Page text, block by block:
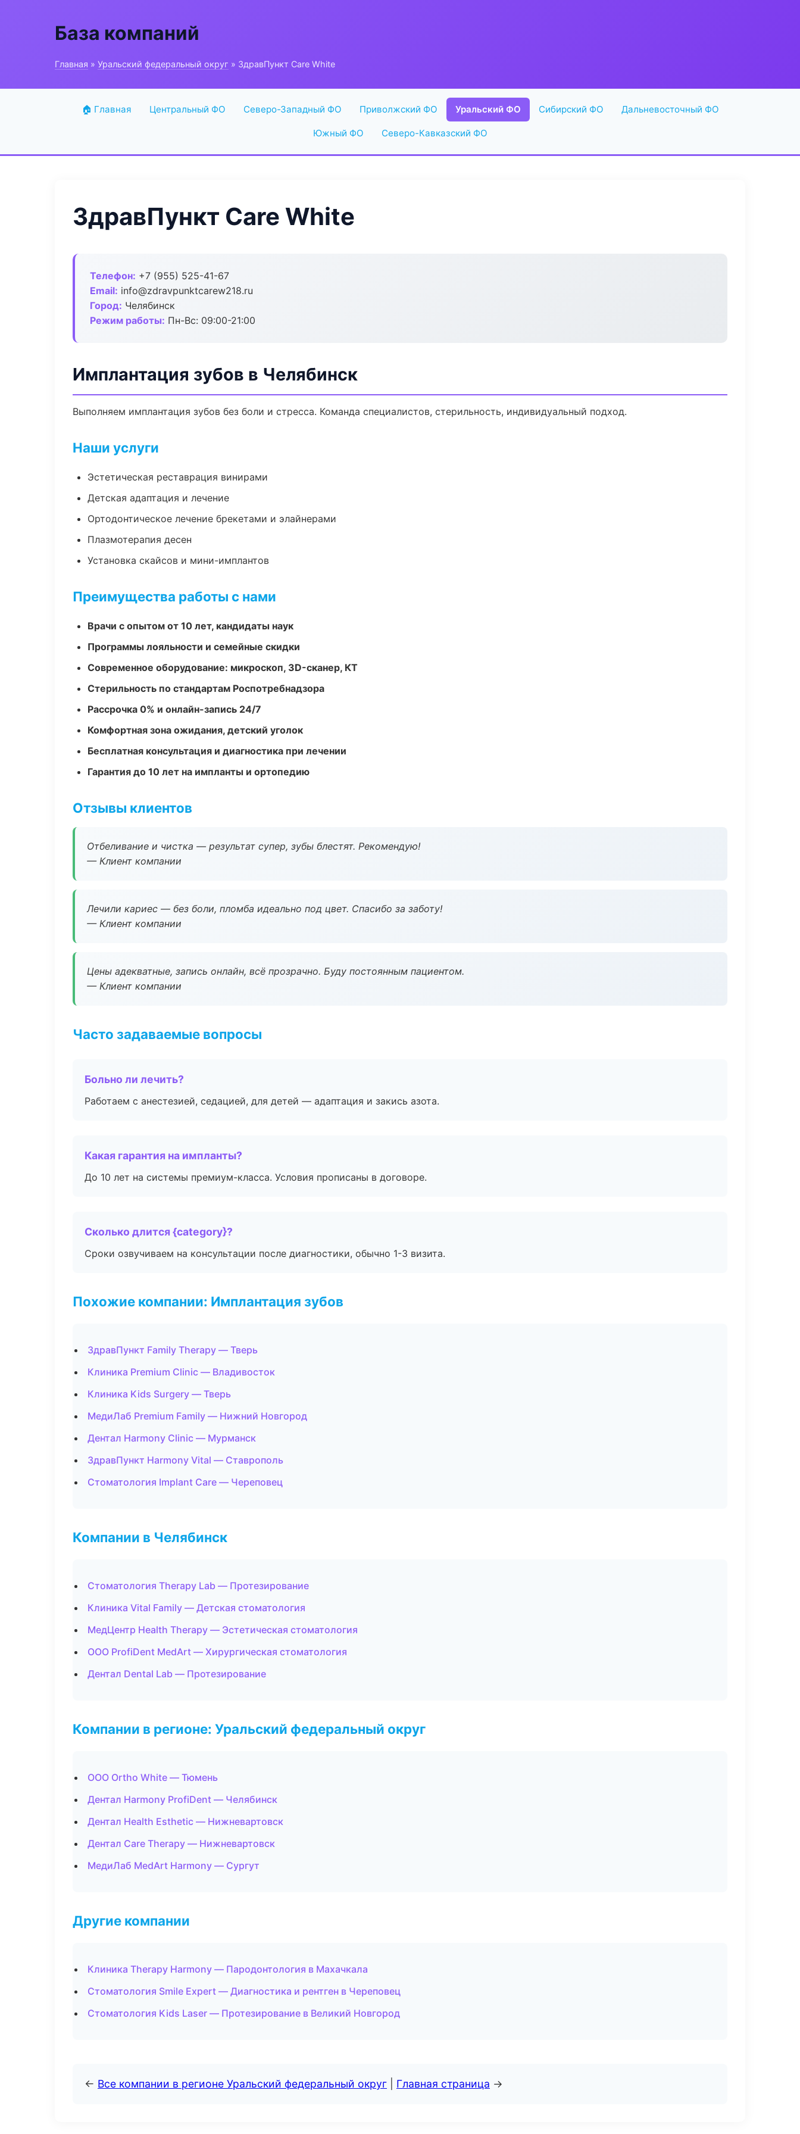
База компаний
Главная » Уральский федеральный округ » ЗдравПункт Care White
🏠 Главная Центральный ФО Северо-Западный ФО Приволжский ФО Уральский ФО Сибирский ФО Дальневосточный ФО
Южный ФО Северо-Кавказский ФО
ЗдравПункт Care White
Телефон: +7 (955) 525-41-67
Email: info@zdravpunktcarew218.ru
Город: Челябинск
Режим работы: Пн-Вс: 09:00-21:00
Имплантация зубов в Челябинск
Выполняем имплантация зубов без боли и стресса. Команда специалистов, стерильность, индивидуальный подход.
Наши услуги
Эстетическая реставрация винирами
Детская адаптация и лечение
Ортодонтическое лечение брекетами и элайнерами
Плазмотерапия десен
Установка скайсов и мини-имплантов
Преимущества работы с нами
Врачи с опытом от 10 лет, кандидаты наук
Программы лояльности и семейные скидки
Современное оборудование: микроскоп, 3D-сканер, КТ
Стерильность по стандартам Роспотребнадзора
Рассрочка 0% и онлайн-запись 24/7
Комфортная зона ожидания, детский уголок
Бесплатная консультация и диагностика при лечении
Гарантия до 10 лет на импланты и ортопедию
Отзывы клиентов
Отбеливание и чистка — результат супер, зубы блестят. Рекомендую!
— Клиент компании
Лечили кариес — без боли, пломба идеально под цвет. Спасибо за заботу!
— Клиент компании
Цены адекватные, запись онлайн, всё прозрачно. Буду постоянным пациентом.
— Клиент компании
Часто задаваемые вопросы
Больно ли лечить?
Работаем с анестезией, седацией, для детей — адаптация и закись азота.
Какая гарантия на импланты?
До 10 лет на системы премиум-класса. Условия прописаны в договоре.
Сколько длится {category}?
Сроки озвучиваем на консультации после диагностики, обычно 1-3 визита.
Похожие компании: Имплантация зубов
ЗдравПункт Family Therapy — Тверь
Клиника Premium Clinic — Владивосток
Клиника Kids Surgery — Тверь
МедиЛаб Premium Family — Нижний Новгород
Дентал Harmony Clinic — Мурманск
ЗдравПункт Harmony Vital — Ставрополь
Стоматология Implant Care — Череповец
Компании в Челябинск
Стоматология Therapy Lab — Протезирование
Клиника Vital Family — Детская стоматология
МедЦентр Health Therapy — Эстетическая стоматология
ООО ProfiDent MedArt — Хирургическая стоматология
Дентал Dental Lab — Протезирование
Компании в регионе: Уральский федеральный округ
ООО Ortho White — Тюмень
Дентал Harmony ProfiDent — Челябинск
Дентал Health Esthetic — Нижневартовск
Дентал Care Therapy — Нижневартовск
МедиЛаб MedArt Harmony — Сургут
Другие компании
Клиника Therapy Harmony — Пародонтология в Махачкала
Стоматология Smile Expert — Диагностика и рентген в Череповец
Стоматология Kids Laser — Протезирование в Великий Новгород
← Все компании в регионе Уральский федеральный округ Главная страница →